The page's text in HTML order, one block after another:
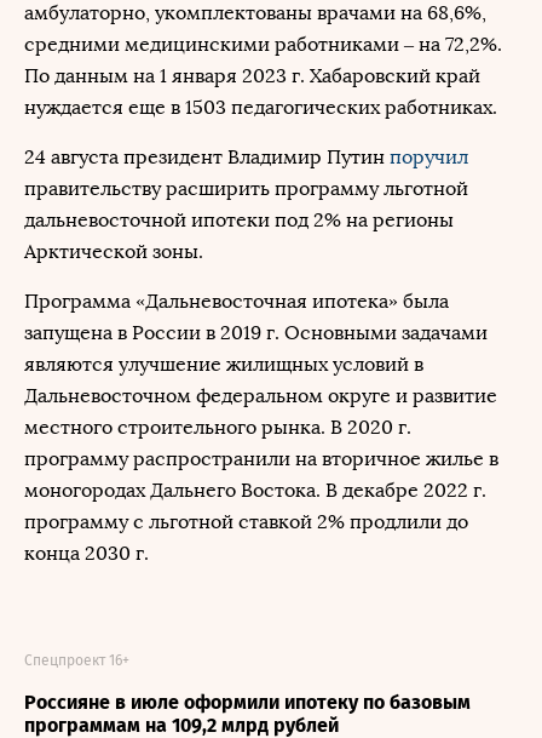
амбулаторно, укомплектованы врачами на 68,6%,
средними медицинскими работниками – на 72,2%.
По данным на 1 января 2023 г. Хабаровский край
нуждается еще в 1503 педагогических работниках.
24 августа президент Владимир Путин поручил
правительству расширить программу льготной
дальневосточной ипотеки под 2% на регионы
Арктической зоны.
Программа «Дальневосточная ипотека» была
запущена в России в 2019 г. Основными задачами
являются улучшение жилищных условий в
Дальневосточном федеральном округе и развитие
местного строительного рынка. В 2020 г.
программу распространили на вторичное жилье в
моногородах Дальнего Востока. В декабре 2022 г.
программу с льготной ставкой 2% продлили до
конца 2030 г.
Россияне в июле оформили ипотеку по базовым
программам на 109,2 млрд рублей
Спецпроект 16+